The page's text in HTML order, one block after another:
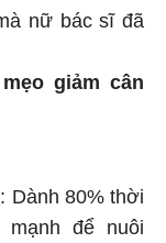
nữ bác sĩ đã
giảm cân
Dành 80% thời
để nuôi